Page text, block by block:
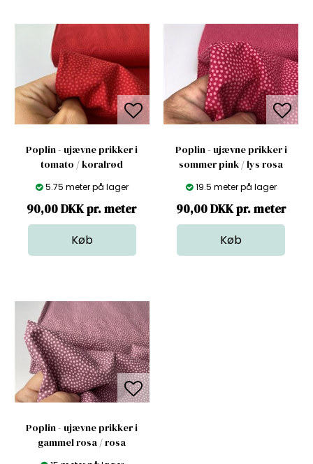
Poplin - ujævne prikker i
tomato / koralrød
5.75 meter på lager
90,00 DKK pr. meter
Poplin - ujævne prikker i
sommer pink / lys rosa
19.5 meter på lager
90,00 DKK pr. meter
Poplin - ujævne prikker i
gammel rosa / rosa